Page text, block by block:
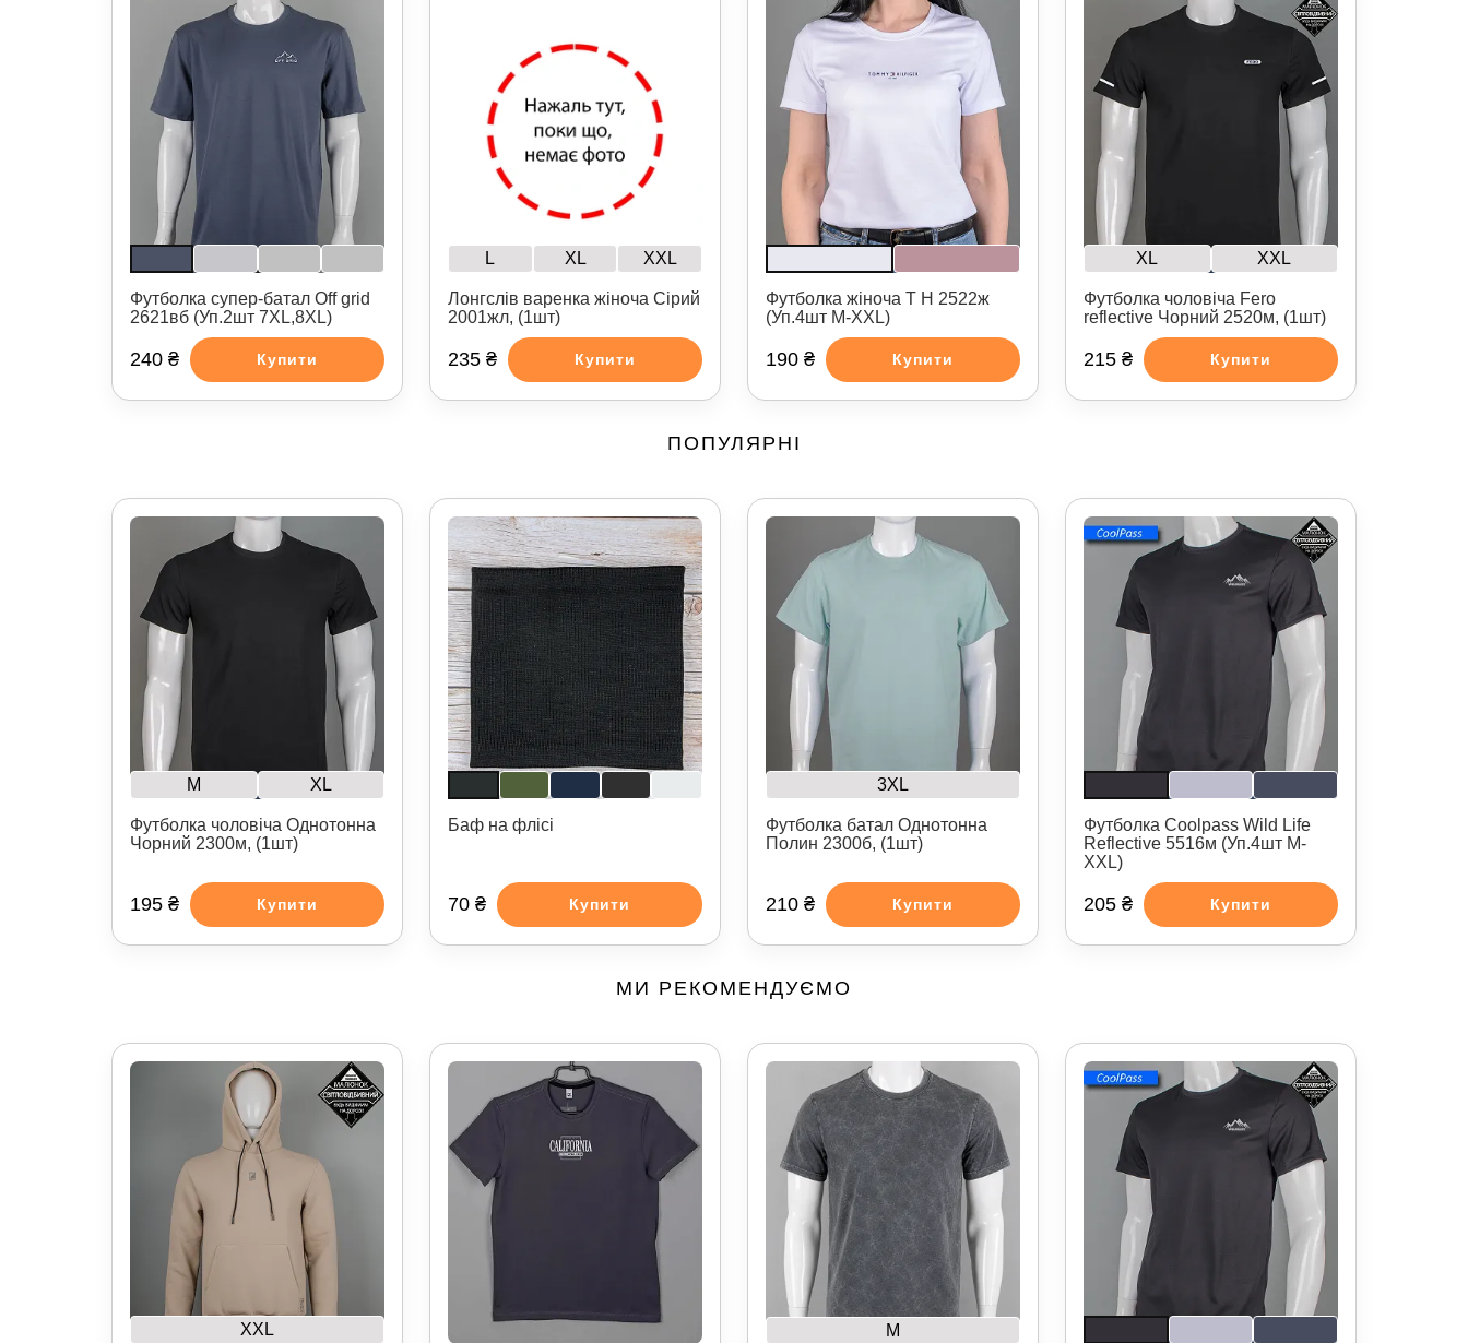
Футболка супер-батал Off grid
2621вб (Уп.2шт 7XL,8XL)
240 ₴ Купити
L XL XXL
Лонгслів варенка жіноча Сірий
2001жл, (1шт)
235 ₴ Купити
Футболка жіноча T H 2522ж
(Уп.4шт M-XXL)
190 ₴ Купити
XL XXL
Футболка чоловіча Fero
reflective Чорний 2520м, (1шт)
215 ₴ Купити
ПОПУЛЯРНІ
M XL
Футболка чоловіча Однотонна
Чорний 2300м, (1шт)
195 ₴ Купити
Баф на флісі
70 ₴ Купити
3XL
Футболка батал Однотонна
Полин 2300б, (1шт)
210 ₴ Купити
Футболка Coolpass Wild Life
Reflective 5516м (Уп.4шт M-
XXL)
205 ₴ Купити
МИ РЕКОМЕНДУЄМО
XXL M